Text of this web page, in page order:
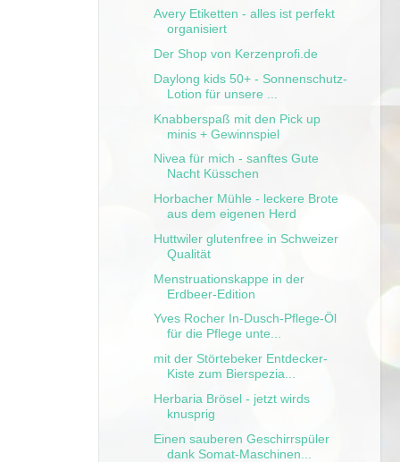
Avery Etiketten - alles ist perfekt
organisiert
Der Shop von Kerzenprofi.de
Daylong kids 50+ - Sonnenschutz-
Lotion für unsere ...
Knabberspaß mit den Pick up
minis + Gewinnspiel
Nivea für mich - sanftes Gute
Nacht Küsschen
Horbacher Mühle - leckere Brote
aus dem eigenen Herd
Huttwiler glutenfree in Schweizer
Qualität
Menstruationskappe in der
Erdbeer-Edition
Yves Rocher In-Dusch-Pflege-Öl
für die Pflege unte...
mit der Störtebeker Entdecker-
Kiste zum Bierspezia...
Herbaria Brösel - jetzt wirds
knusprig
Einen sauberen Geschirrspüler
dank Somat-Maschinen...